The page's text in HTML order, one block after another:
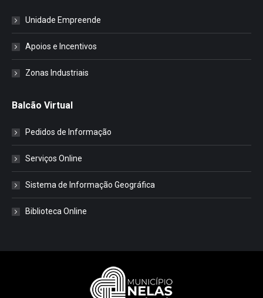
Unidade Empreende
Apoios e Incentivos
Zonas Industriais
Balcão Virtual
Pedidos de Informação
Serviços Online
Sistema de Informação Geográfica
Biblioteca Online